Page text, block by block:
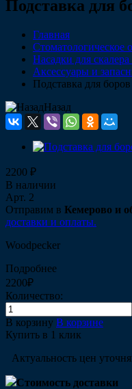
Подставка для
Главная
Стоматологическое
Насадки для
Аксессуары и
Подставка для
Назад
2200 ₽
В наличии
Арт. 2
Отправим в Кемерово и
доставки и оплаты.
Woodpecker
Подробнее
2200₽
Количество:
В корзину В корзине
Купить в 1 клик
Актуальность цен
Стоимость доставки